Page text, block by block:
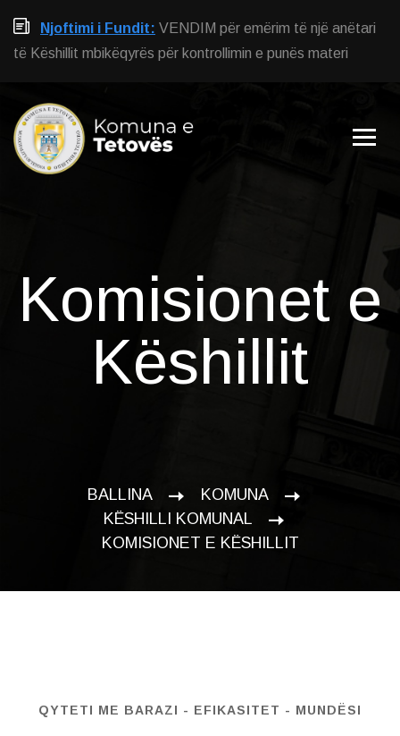
Njoftimi i Fundit: VENDIM për emërim të një anëtari
të Këshillit mbikëqyrës për kontrollimin e punës materi
Komisionet e
Këshillit
BALLINA
KOMUNA
KËSHILLI KOMUNAL
KOMISIONET E KËSHILLIT
QYTETI ME BARAZI - EFIKASITET - MUNDËSI